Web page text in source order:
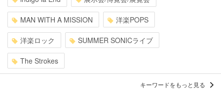
MAN WITH A MISSION 洋楽POPS
洋楽ロック SUMMER SONICライブ
The Strokes
キーワードをもっと見る